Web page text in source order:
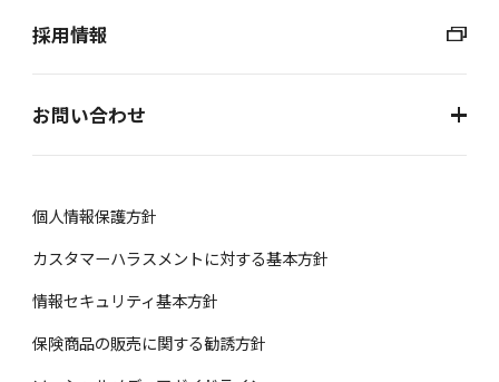
採用情報
お問い合わせ
個⼈情報保護⽅針
カスタマーハラスメントに対する基本方針
情報セキュリティ基本方針
保険商品の販売に関する勧誘⽅針